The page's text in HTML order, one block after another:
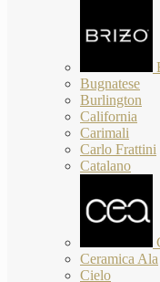
Bugnatese
Burlington
California
Carimali
Carlo Frattini
Catalano
Ceramica Ala
Cielo